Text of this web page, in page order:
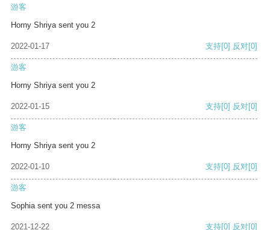
游客
Horny Shriya sent you 2
2022-01-17 支持[0] 反对[0]
游客
Horny Shriya sent you 2
2022-01-15 支持[0] 反对[0]
游客
Horny Shriya sent you 2
2022-01-10 支持[0] 反对[0]
游客
Sophia sent you 2 messa
2021-12-22 支持[0] 反对[0]